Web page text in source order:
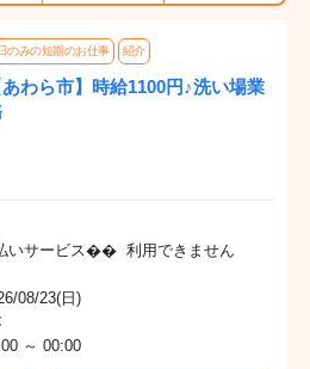
のみの短期のお仕事 紹介
あわら市】時給1100円♪洗い場業
いサービス�� 利用できません
08/23(日)
～ 00:00